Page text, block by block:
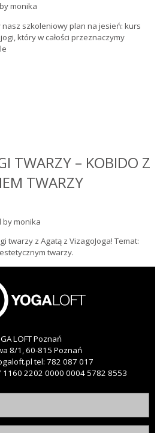
monika
nasz szkoleniowy plan na jesień: kurs
który w całości przeznaczymy
TWARZY – KOBIDO Z
TWARZY
bymonika
twarzy z Agatą z VizagoJoga! Temat:
twarzy.
LOFT Poznań
8/1, 60-815 Poznań
tel: 782 087 017
1160 2202 0000 0004 5782 8553